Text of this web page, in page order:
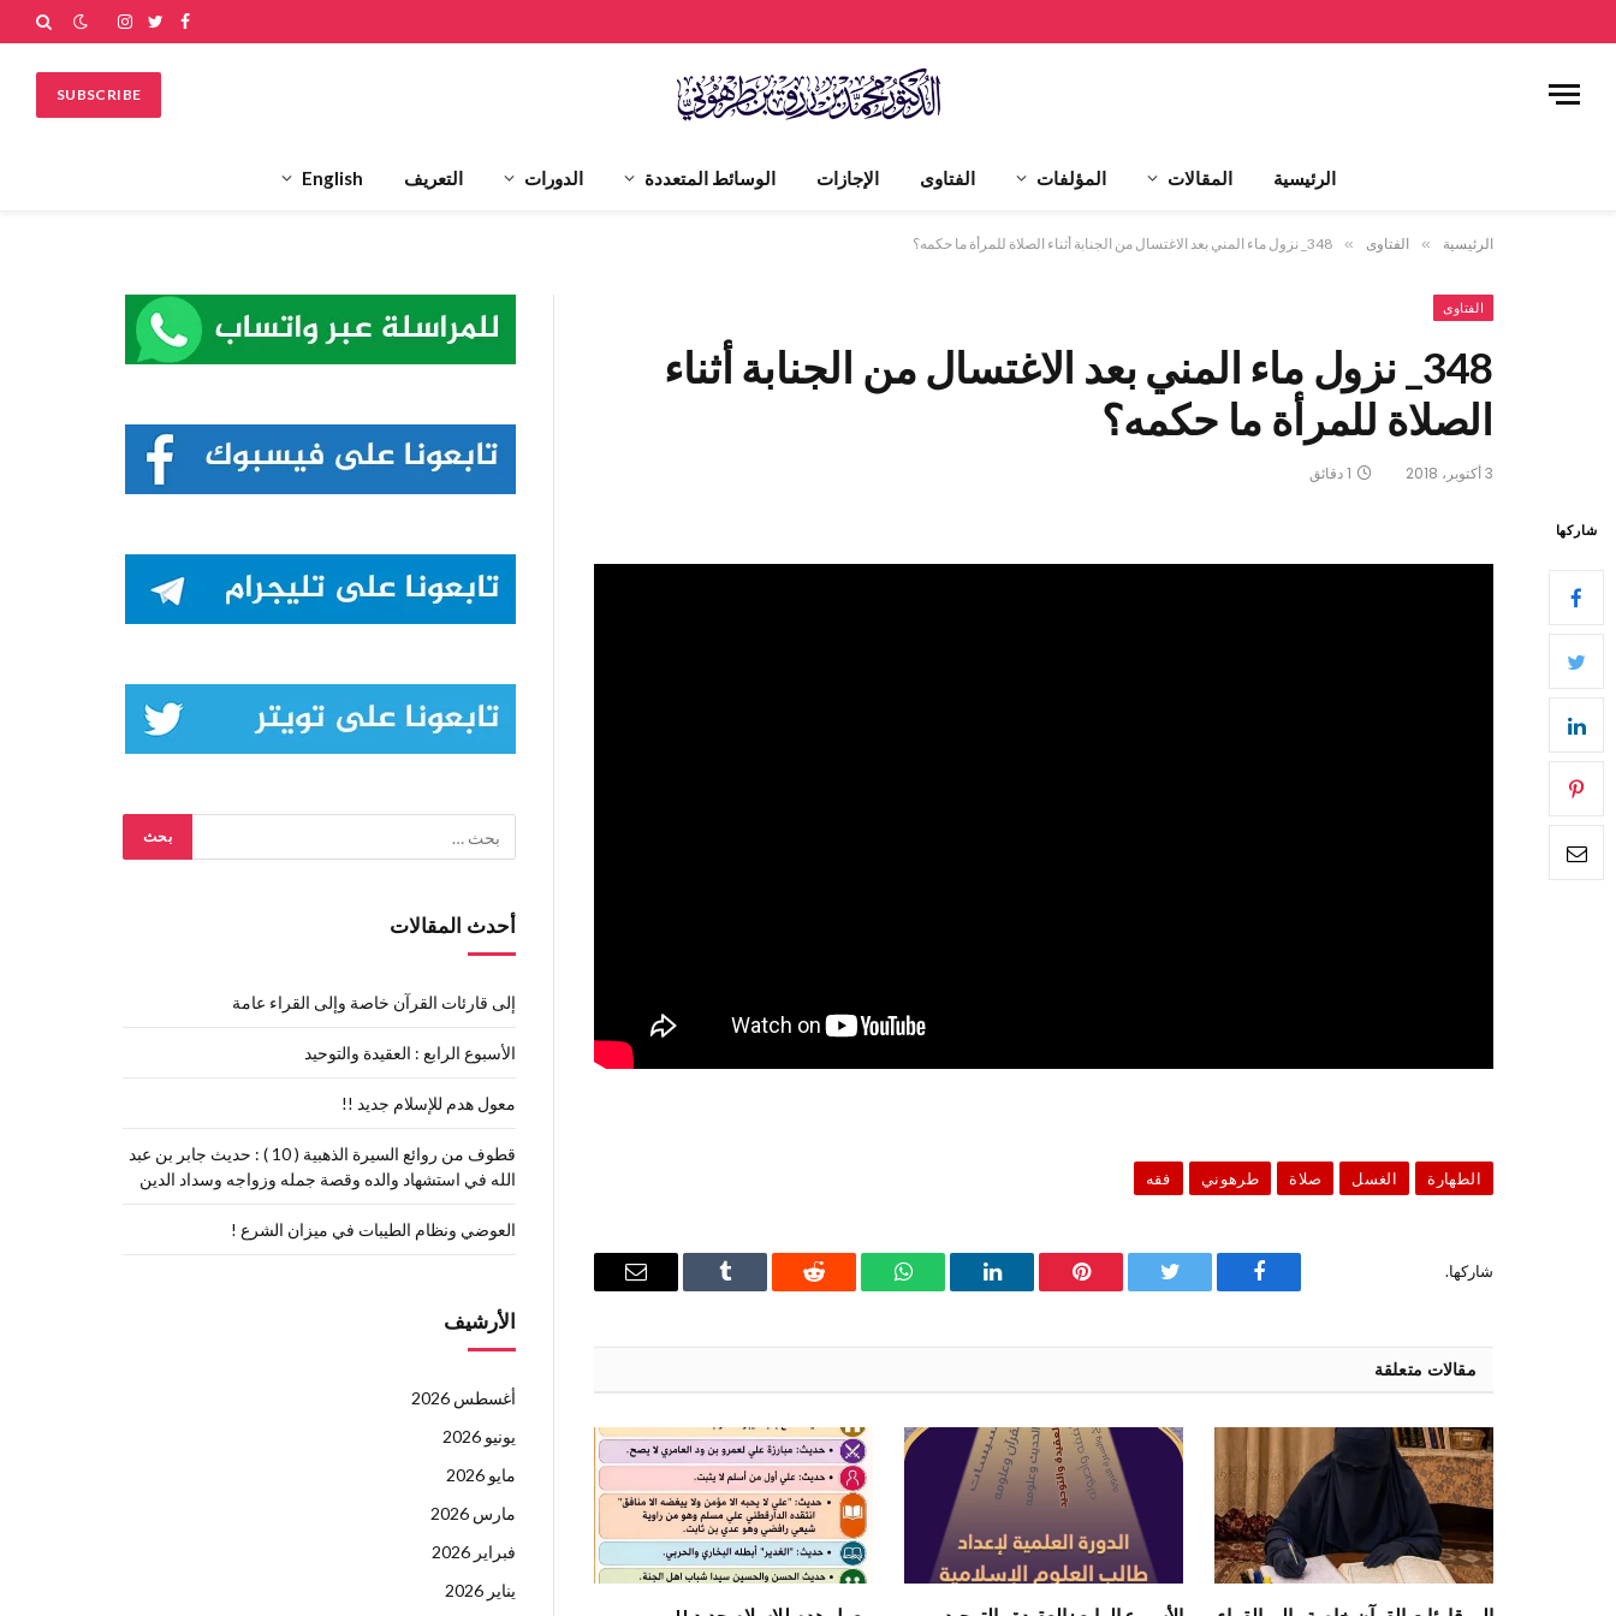
فيسبوك
تويترالانستغرام
SUBSCRIBE
الرئيسية المقالات المؤلفات الفتاوى الإجازات الوسائط المتعددة الدورات التعريف English
الرئيسية » الفتاوى » 348_ نزول ماء المني بعد الاغتسال من الجنابة أثناء الصلاة للمرأة ما حكمه؟
الفتاوى
348_ نزول ماء المني بعد الاغتسال من الجنابة أثناء
الصلاة للمرأة ما حكمه؟
3 أكتوبر، 2018 1 دقائق
شاركها
الطهارة الغسل صلاة طرهوني فقه
شاركها.
فيسبوك تويتر بينتيريستلينكدإن واتساب رديت Tumblr
البريد
مقالات متعلقة
أحدث المقالات
إلى قارئات القرآن خاصة وإلى القراء عامة
الأسبوع الرابع : العقيدة والتوحيد
معول هدم للإسلام جديد !!
قطوف من روائع السيرة الذهبية ( 10 ) : حديث جابر بن عبد
الله في استشهاد والده وقصة جمله وزواجه وسداد الدين
العوضي ونظام الطيبات في ميزان الشرع !
الأرشيف
أغسطس 2026
يونيو 2026
مايو 2026
مارس 2026
فبراير 2026
يناير 2026